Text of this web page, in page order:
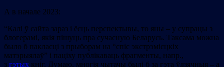
А в начале 2023:
“Калі ў сайта зараз і ёсць перспектывы, то яны – у супрацы з
блогерамі, якія пішуць пра сучасную Беларусь. Таксама можна
было б пакласці з прыборам на “спіс экстрэмісцкіх
матэрыялаў” і паціху публікаваць фрагменты, напр.,
з гэтых кніг. Думаю, многія чытачы былі б за гэта ўдзячныя – а